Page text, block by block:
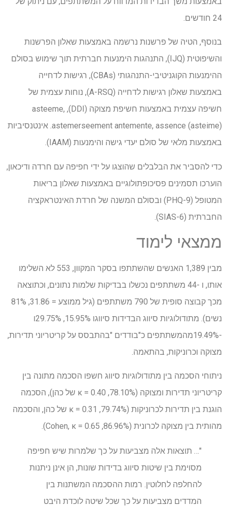
24 חודשים.
בנוסף, הטיה של פרשנות נרשמה באמצעות שאלון הפרשנות
והשיפוטית (IJQ), התנהגות הימנעות חברתית תוך שימוש בסולם
ההימנעות הקוגניטיבי-התנהגותי (CBAs), רגישות לדחייה
באמצעות שאלון רגישות לדחייה (A-RSQ), נוחות עצמית של
חשיפה עצמית באמצעות חשיפת מצוקה (DDI), asteeme,
astemerseement antemente, assence (asteime). אינטנסיביות
באמצעות מלאי של סולם יעדי גישה והימנעות (IAAM).
כדי להסביר את הבלבלים שהוצגו על ידי חפיפה עם חרדה ודיכאון,
הוערכו תסמינים פסיכופתולוגיים באמצעות שאלון בריאות
המטופל (PHQ-9) ובסולם המשנה של חרדת האינטראקציה
החברתית (SIAS-6).
ממצאי לימוד
מבין 1,389 האנשים שהשתתפו בסקר המקוון, 553 לא השלימו
אותו, ו -44 משתתפים נכשלו בבדיקות שלמות נתונים, וכתוצאה
מכך קבוצה סופית של 790 משתתפים (גיל ממוצע = 31.86, 81%
נשים). מתודולוגיות סיווג הבדידות סיווגו 15.95%, 29.75%ו
-19.49%מהמשתתפים כ"בודדים "בהתבסס על קריטריוני תדירות,
מצוקה וכרוניקות, בהתאמה.
ניתוחי הסכמה בין מתודולוגיות סיווג חשפו הסכמה מתונה בין
קריטריוני תדירות ומצוקה (78.10%, κ = 0.40 של כהן), הסכמה
הוגנת בין תדירות לכרוניקות (79.74%, κ = 0.31 של כהן, והסכמה
מהותית בין מצוקה לכרונית (86.96%, Cohen, κ = 0.65).
"… תוצאות אלה מצביעות על כך שלמרות שיש חפיפה
מסוימת בין שיטות סיווג בדידות שונות, הן אינן ניתנות
להחלפה לחלוטין. רמות ההסכמה המשתנות בין
המדדים מצביעות על כך שכל שיטה לוכדת היבט